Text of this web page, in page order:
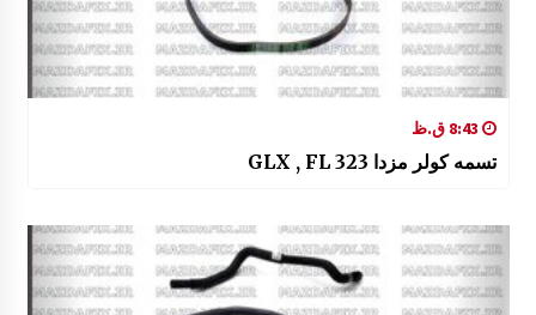
تسمه کولر مزدا 323 GLX , FL